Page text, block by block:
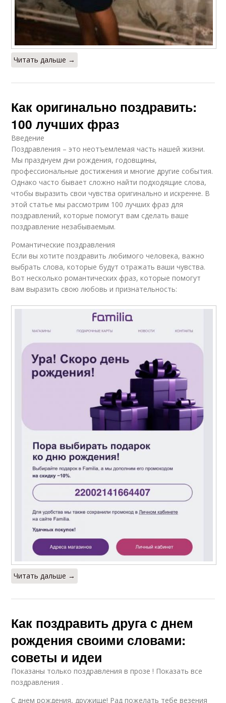
Читать дальше →
Как оригинально поздравить:
100 лучших фраз
Введение
Поздравления – это неотъемлемая часть нашей жизни.
Мы празднуем дни рождения, годовщины,
профессиональные достижения и многие другие события.
Однако часто бывает сложно найти подходящие слова,
чтобы выразить свои чувства оригинально и искренне. В
этой статье мы рассмотрим 100 лучших фраз для
поздравлений, которые помогут вам сделать ваше
поздравление незабываемым.
Романтические поздравления
Если вы хотите поздравить любимого человека, важно
выбрать слова, которые будут отражать ваши чувства.
Вот несколько романтических фраз, которые помогут
вам выразить свою любовь и признательность:
Читать дальше →
Как поздравить друга с днем
рождения своими словами:
советы и идеи
Показаны только поздравления в прозе ! Показать все
поздравления .
С днем рождения, дружище! Рад пожелать тебе везения